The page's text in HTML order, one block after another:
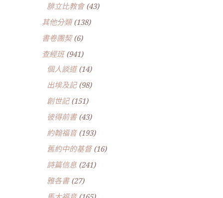
腓立比教會(43)
其他分類(138)
書卷團契(6)
查經班(941)
個人談道(14)
出埃及記(98)
創世記(151)
彼得前書(43)
約翰福音(193)
舊約中的基督(16)
詩篇信息 (241)
雅各書(27)